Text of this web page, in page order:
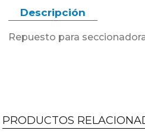
Descripción
Repuesto para
PRODUCTOS